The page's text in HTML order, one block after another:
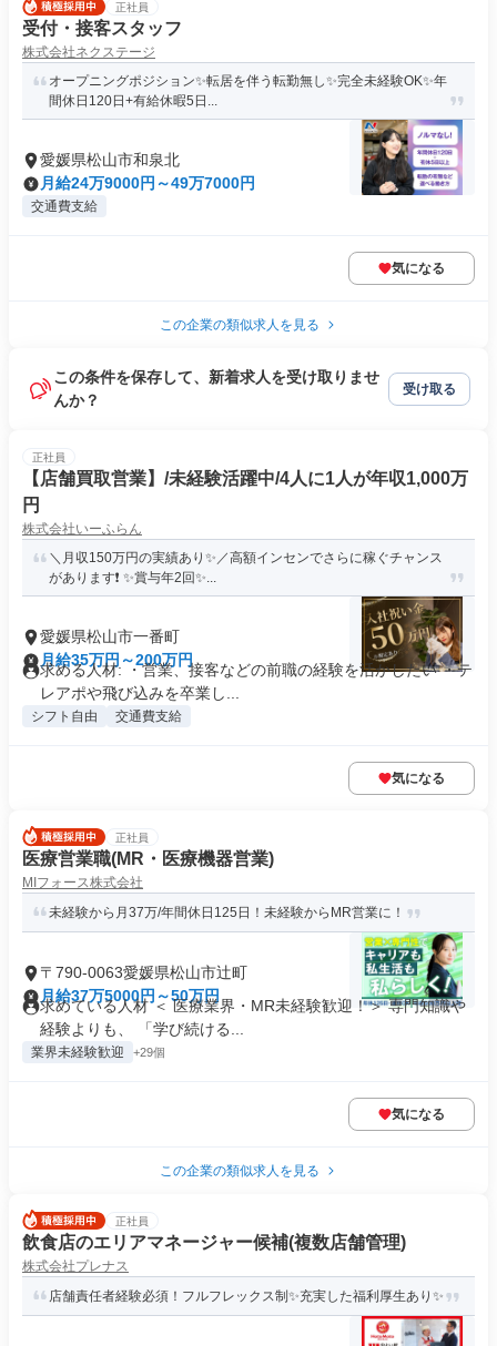
正社員
受付・接客スタッフ
株式会社ネクステージ
オープニングポジション✨転居を伴う転勤無し✨完全未経験OK✨年
間休日120日+有給休暇5日...
愛媛県松山市和泉北
月給24万9000円～49万7000円
交通費支給
気になる
この企業の類似求人を見る
この条件を保存して、新着求人を受け取りませ
んか？
受け取る
正社員
【店舗買取営業】/未経験活躍中/4人に1人が年収1,000万
円
株式会社いーふらん
＼月収150万円の実績あり✨／高額インセンでさらに稼ぐチャンス
があります❗ ✨賞与年2回✨...
愛媛県松山市一番町
月給35万円～200万円
求める人材: ・営業、接客などの前職の経験を活かしたい ・テ
レアポや飛び込みを卒業し...
シフト自由 交通費支給
気になる
正社員
医療営業職(MR・医療機器営業)
MIフォース株式会社
未経験から月37万/年間休日125日！未経験からMR営業に！
〒790-0063愛媛県松山市辻町
月給37万5000円～50万円
求めている人材 ＜ 医療業界・MR未経験歓迎！＞ 専門知識や
経験よりも、 「学び続ける...
業界未経験歓迎 +29個
気になる
この企業の類似求人を見る
正社員
飲食店のエリアマネージャー候補(複数店舗管理)
株式会社プレナス
店舗責任者経験必須！フルフレックス制✨充実した福利厚生あり✨